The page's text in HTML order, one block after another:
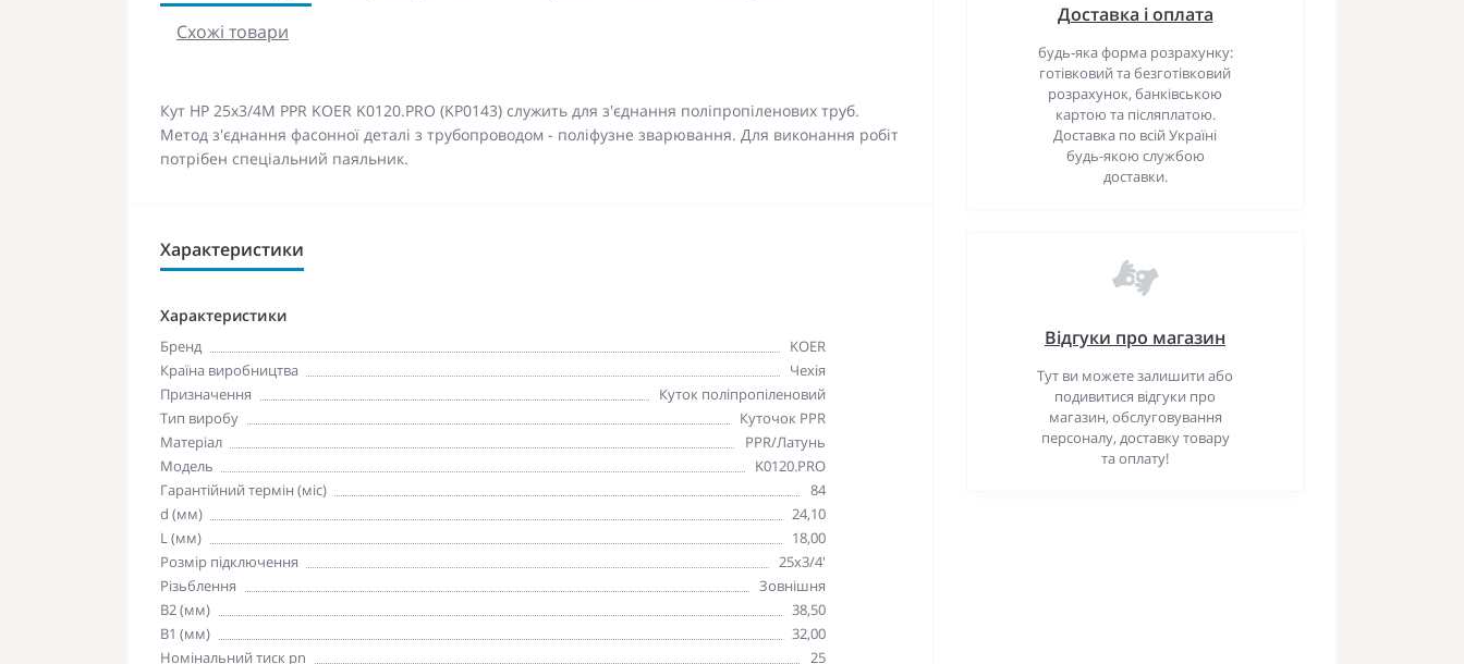
Схожі товари
Кут НР 25x3/4M PPR KOER K0120.PRO (KP0143) служить для з'єднання поліпропіленових труб.
Метод з'єднання фасонної деталі з трубопроводом - поліфузне зварювання. Для виконання робіт
потрібен спеціальний паяльник.
Характеристики
Характеристики
Бренд
KOER
Країна виробництва
Чехія
Призначення
Куток поліпропіленовий
Тип виробу
Куточок PPR
Матеріал
PPR/Латунь
Модель
K0120.PRO
Гарантійний термін (міс)
84
d (мм)
24,10
L (мм)
18,00
Розмір підключення
25х3/4'
Різьблення
Зовнішня
В2 (мм)
38,50
В1 (мм)
32,00
Номінальний тиск pn
25
Доставка і оплата
будь-яка форма розрахунку:
готівковий та безготівковий
розрахунок, банківською
картою та післяплатою.
Доставка по всій Україні
будь-якою службою
доставки.
Відгуки про магазин
Тут ви можете залишити або
подивитися відгуки про
магазин, обслуговування
персоналу, доставку товару
та оплату!